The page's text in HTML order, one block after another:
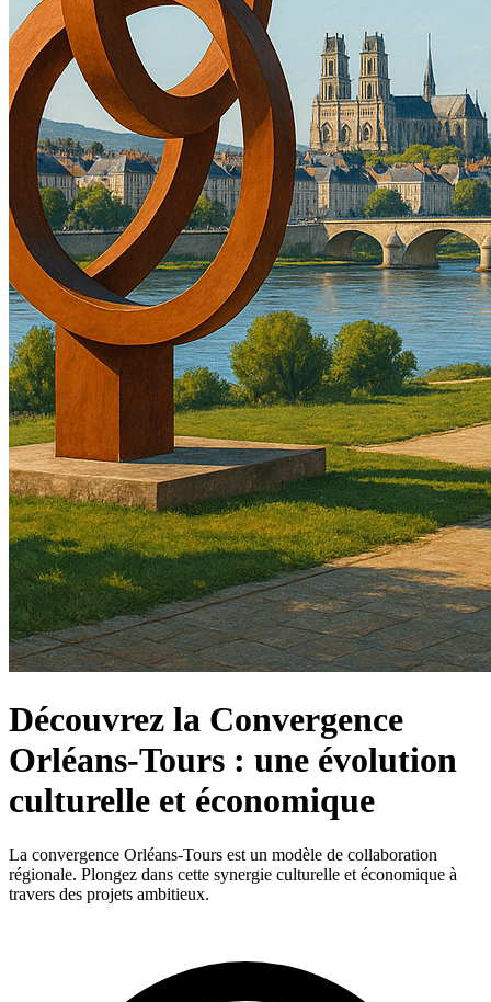
Découvrez la Convergence
Orléans-Tours : une évolution
culturelle et économique
La convergence Orléans-Tours est un modèle de collaboration
régionale. Plongez dans cette synergie culturelle et économique à
travers des projets ambitieux.